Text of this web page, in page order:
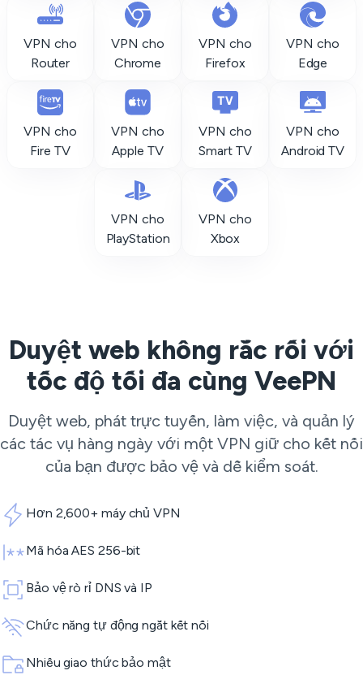
VPN cho
Router
VPN cho
Chrome
VPN cho
Firefox
VPN cho
Edge
VPN cho
Fire TV
VPN cho
Apple TV
VPN cho
Smart TV
VPN cho
Android TV
VPN cho
PlayStation
VPN cho
Xbox
Duyệt web không rắc rối với
tốc độ tối đa cùng VeePN
Duyệt web, phát trực tuyến, làm việc, và quản lý
các tác vụ hàng ngày với một VPN giữ cho kết nối
của bạn được bảo vệ và dễ kiểm soát.
Hơn 2,600+ máy chủ VPN
Mã hóa AES 256-bit
Bảo vệ rò rỉ DNS và IP
Chức năng tự động ngắt kết nối
Nhiều giao thức bảo mật